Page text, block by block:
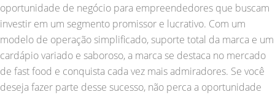
oportunidade de negócio para empreendedores que buscam
investir em um segmento promissor e lucrativo. Com um
modelo de operação simplificado, suporte total da marca e um
cardápio variado e saboroso, a marca se destaca no mercado
de fast food e conquista cada vez mais admiradores. Se você
deseja fazer parte desse sucesso, não perca a oportunidade